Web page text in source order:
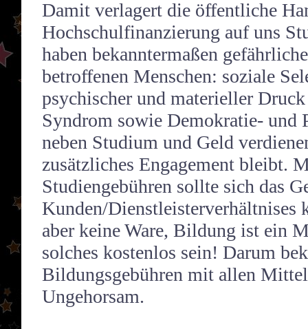
Damit verlagert die öffentliche
Hochschulfinanzierung auf uns
haben bekanntermaßen
betroffenen Menschen: soziale
psychischer und materieller
Syndrom sowie Demokratie- und
neben Studium und Geld
zusätzliches Engagement bleibt.
Studiengebühren sollte sich das
Kunden/
aber keine Ware, Bildung ist ein
solches kostenlos sein! Darum
Bildungsgebühren mit allen
Ungehorsam.